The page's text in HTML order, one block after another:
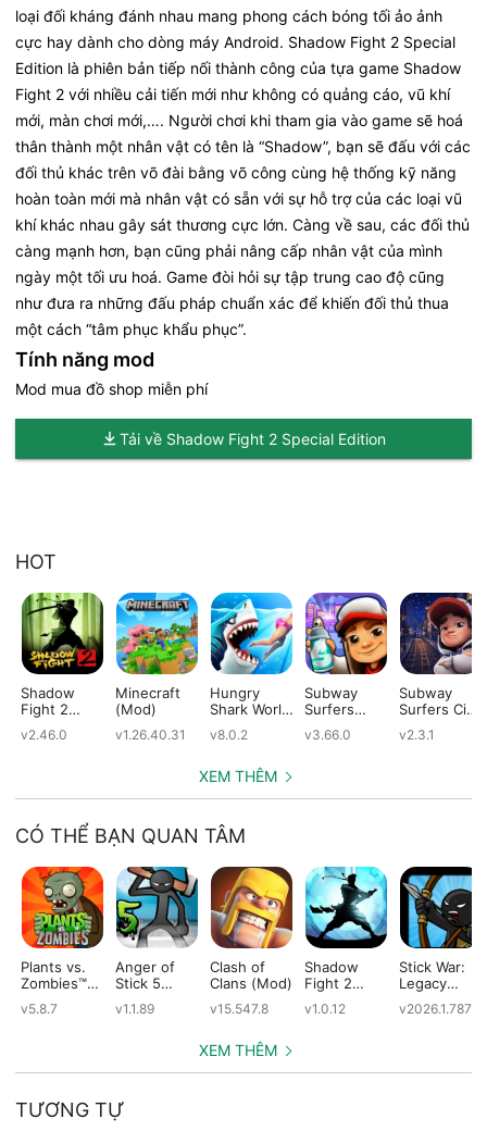
loại đối kháng đánh nhau mang phong cách bóng tối ảo ảnh
cực hay dành cho dòng máy Android. Shadow Fight 2 Special
Edition là phiên bản tiếp nối thành công của tựa game Shadow
Fight 2 với nhiều cải tiến mới như không có quảng cáo, vũ khí
mới, màn chơi mới,…. Người chơi khi tham gia vào game sẽ hoá
thân thành một nhân vật có tên là “Shadow”, bạn sẽ đấu với các
đối thủ khác trên võ đài bằng võ công cùng hệ thống kỹ năng
hoàn toàn mới mà nhân vật có sẵn với sự hỗ trợ của các loại vũ
khí khác nhau gây sát thương cực lớn. Càng về sau, các đối thủ
càng mạnh hơn, bạn cũng phải nâng cấp nhân vật của mình
ngày một tối ưu hoá. Game đòi hỏi sự tập trung cao độ cũng
như đưa ra những đấu pháp chuẩn xác để khiến đối thủ thua
một cách “tâm phục khẩu phục”.
Tính năng mod
Mod mua đồ shop miễn phí
Tải về Shadow Fight 2 Special Edition
HOT
Shadow
Fight 2
v2.46.0
Minecraft
(Mod)
v1.26.40.31
Hungry
Shark World
v8.0.2
Subway
Surfers
v3.66.0
Subway
Surfers City
v2.3.1
XEM THÊM
CÓ THỂ BẠN QUAN TÂM
Plants vs.
Zombies™
v5.8.7
Anger of
Stick 5
v1.1.89
Clash of
Clans (Mod)
v15.547.8
Shadow
Fight 2
Edition
v1.0.12
Stick War:
Legacy
v2026.1.787
XEM THÊM
TƯƠNG TỰ